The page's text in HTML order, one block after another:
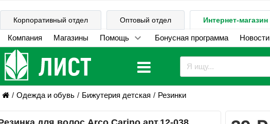
Корпоративный отдел Оптовый отдел Интернет-магазин
Компания Магазины Помощь Бонусная программа Новости
Одежда и обувь Бижутерия детская Резинки